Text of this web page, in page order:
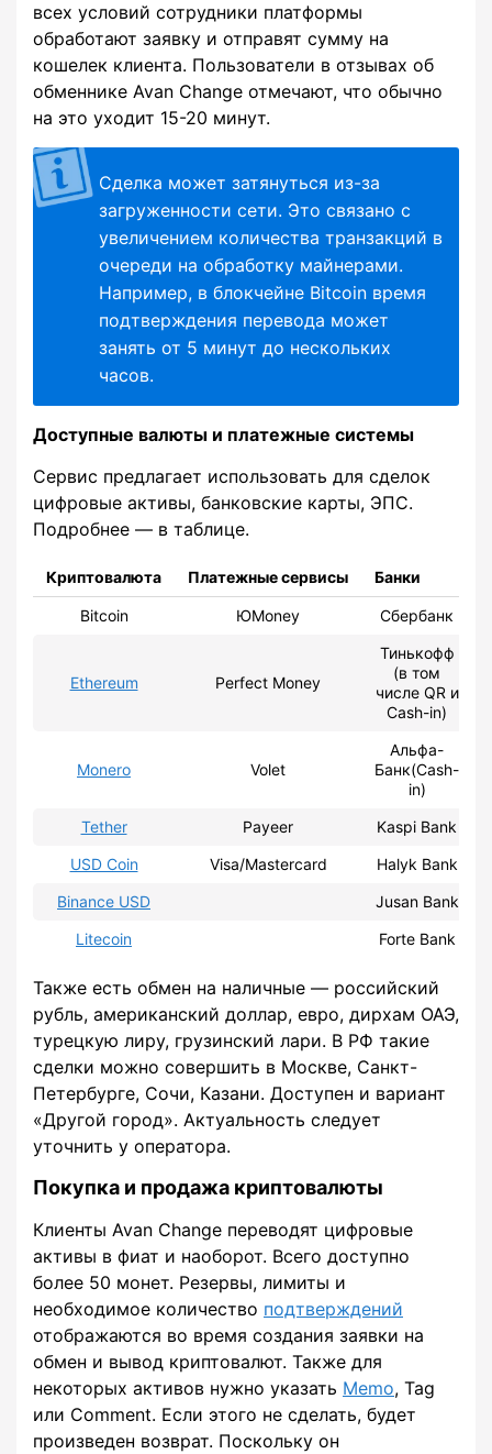
всех условий сотрудники платформы
обработают заявку и отправят сумму на
кошелек клиента. Пользователи в отзывах об
обменнике Avan Change отмечают, что обычно
на это уходит 15-20 минут.
Сделка может затянуться из-за
загруженности сети. Это связано с
увеличением количества транзакций в
очереди на обработку майнерами.
Например, в блокчейне Bitcoin время
подтверждения перевода может
занять от 5 минут до нескольких
часов.
Доступные валюты и платежные системы
Сервис предлагает использовать для сделок
цифровые активы, банковские карты, ЭПС.
Подробнее — в таблице.
Криптовалюта Платежные сервисы Банки
Bitcoin ЮMoney Сбербанк
Ethereum Perfect Money
Тинькофф
(в том
числе QR и
Cash-in)
Monero Volet
Альфа-
Банк(Cash-
in)
Tether Payeer Kaspi Bank
USD Coin
Visa/Mastercard Halyk Bank
Binance USD
Jusan Bank
Litecoin
Forte Bank
Также есть обмен на наличные — российский
рубль, американский доллар, евро, дирхам ОАЭ,
турецкую лиру, грузинский лари. В РФ такие
сделки можно совершить в Москве, Санкт-
Петербурге, Сочи, Казани. Доступен и вариант
«Другой город». Актуальность следует
уточнить у оператора.
Покупка и продажа криптовалюты
Клиенты Avan Change переводят цифровые
активы в фиат и наоборот. Всего доступно
более 50 монет. Резервы, лимиты и
необходимое количество подтверждений
отображаются во время создания заявки на
обмен и вывод криптовалют. Также для
некоторых активов нужно указать Memo, Tag
или Comment. Если этого не сделать, будет
произведен возврат. Поскольку он